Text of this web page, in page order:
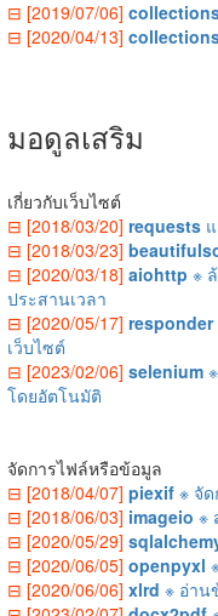
⊟ [2019/07/06]
⊟ [2020/04/13]
มอดูลเสริม
เกี่ยวกับเว็บไซต์
⊟ [2018/03/20] requests
⊟ [2018/03/23]
⊟ [2020/03/18] aiohttp ※
ประสานเวลา
⊟ [2020/05/17] responder
เว็บไซต์
⊟ [2023/02/06] selenium
โดยอัตโนมัติ
จัดการไฟล์หรือข้อมูล
⊟ [2018/04/07] piexif ※ จั
⊟ [2018/06/03] imageio ※
⊟ [2020/05/29]
⊟ [2020/06/05] openpyxl
⊟ [2020/06/06] xlrd ※ อ่าน